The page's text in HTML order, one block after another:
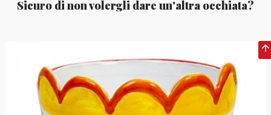
Sicuro di non volergli dare un'altra occhiata?